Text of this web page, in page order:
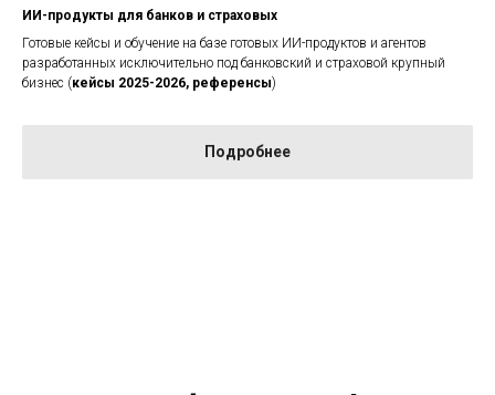
ИИ-продукты для банков и страховых
Готовые кейсы и обучение на базе готовых ИИ-продуктов и агентов
разработанных исключительно под банковский и страховой крупный
бизнес (кейсы 2025-2026, референсы)
Подробнее